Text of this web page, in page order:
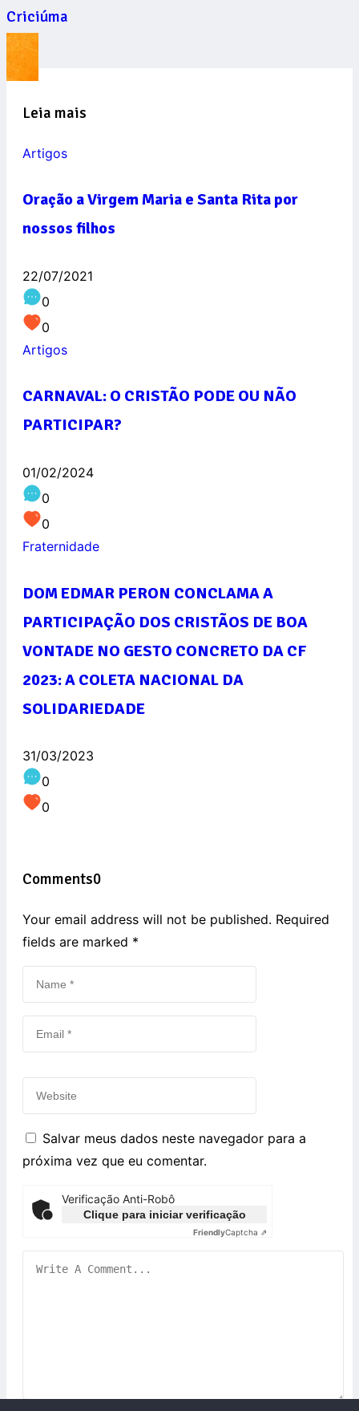
Criciúma
Leia mais
Artigos
Oração a Virgem Maria e Santa Rita por
nossos filhos
22/07/2021
0
0
Artigos
CARNAVAL: O CRISTÃO PODE OU NÃO
PARTICIPAR?
01/02/2024
0
0
Fraternidade
DOM EDMAR PERON CONCLAMA A
PARTICIPAÇÃO DOS CRISTÃOS DE BOA
VONTADE NO GESTO CONCRETO DA CF
2023: A COLETA NACIONAL DA
SOLIDARIEDADE
31/03/2023
0
0
Comments0
Your email address will not be published. Required
fields are marked *
Salvar meus dados neste navegador para a
próxima vez que eu comentar.
Verificação Anti-Robô
Clique para iniciar verificação
FriendlyCaptcha ⇗